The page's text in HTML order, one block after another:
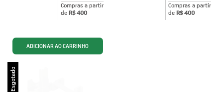
Compras a partir
de R$ 400
Compras a partir
de R$ 400
Esgotado